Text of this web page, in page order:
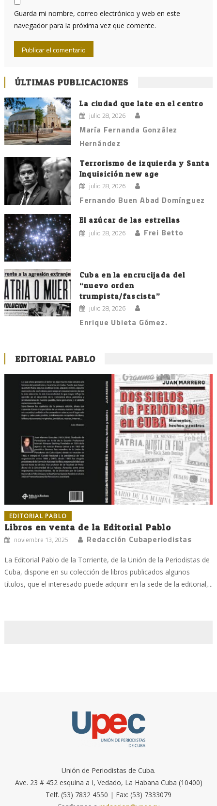
Guarda mi nombre, correo electrónico y web en este
navegador para la próxima vez que comente.
ÚLTIMAS PUBLICACIONES
La ciudad que late en el centro
julio 28, 2026
María Fernanda González
Hernández
Terrorismo de izquierda y Santa
Inquisición new age
julio 28, 2026
Fernando Buen Abad Domínguez
El azúcar de las estrellas
julio 28, 2026 Frei Betto
Cuba en la encrucijada del
“nuevo orden
trumpista/fascista”
julio 28, 2026
Enrique Ubieta Gómez.
EDITORIAL PABLO
EDITORIAL PABLO
Libros en venta de la Editorial Pablo
noviembre 13, 2025 Redacción Cubaperiodistas
La Editorial Pablo de la Torriente, de la Unión de la Periodistas de
Cuba, dispone en su colección de libros publicados algunos
títulos, que el interesado puede adquirir en la sede de la editorial,...
Unión de Periodistas de Cuba.
Ave. 23 # 452 esquina a I, Vedado, La Habana Cuba (10400)
Telf. (53) 7832 4550 | Fax: (53) 7333079